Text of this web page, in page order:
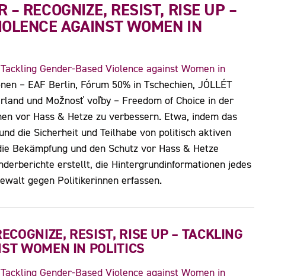
– RECOGNIZE, RESIST, RISE UP –
AGAINST WOMEN IN
Gender-Based Violence against Women in
– EAF Berlin, Fórum 50% in Tschechien, JÓLLÉT
und Možnosť voľby – Freedom of Choice in der
vor Hass & Hetze zu verbessern. Etwa, indem das
die Sicherheit und Teilhabe von politisch aktiven
Bekämpfung und den Schutz vor Hass & Hetze
erstellt, die Hintergrundinformationen jedes
gegen Politikerinnen erfassen.
RESIST, RISE UP – TACKLING
WOMEN IN POLITICS
Gender-Based Violence against Women in